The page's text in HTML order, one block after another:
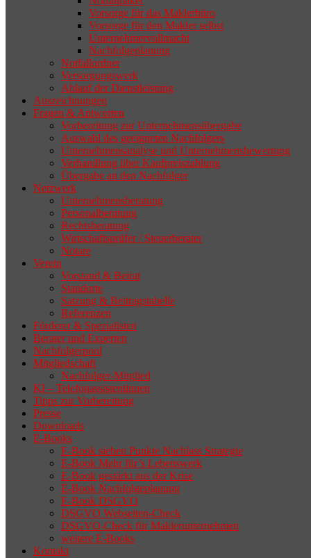
Vorsorge für das Maklerbüro
Vorsorge für den Makler selbst
Unternehmervollmacht
Nachfolgeplanung
Notfallordner
Versorgungswerk
Ablauf der Dienstleistung
Auszeichnungen
Fragen & Antworten
Vorbereitung zur Unternehmensübergabe
Auswahl des geeigneten Nachfolgers
Unternehmensanalyse und Unternehmensbewertung
Verhandlung über Kaufpreiszahlung
Übergabe an den Nachfolger
Netzwerk
Unternehmensberatung
Personalberatung
Rechtsberatung
Wirtschaftsprüfer / Steuerberater
Notare
Verein
Vorstand & Beirat
Standorte
Satzung & Beitragstabelle
Referenzen
Förderer & Spezialisten
Berater und Experten
Nachfolgerpool
Mitgliedschaft
Nachfolger-Mitglied
KI – Telefonassistentinnen
Tipps zur Vorbereitung
Presse
Downloads
E-Books
E-Book sieben Punkte Nachlass Strategie
E-Book Mehr für’s Lebenswerk
E-Book gestärkt aus der Krise
E-Book Nachfolgeplanung
E-Book DSGVO
DSGVO Webseiten-Check
DSGVO-Check für Maklerunternehmen
weitere E-Books
Kontakt